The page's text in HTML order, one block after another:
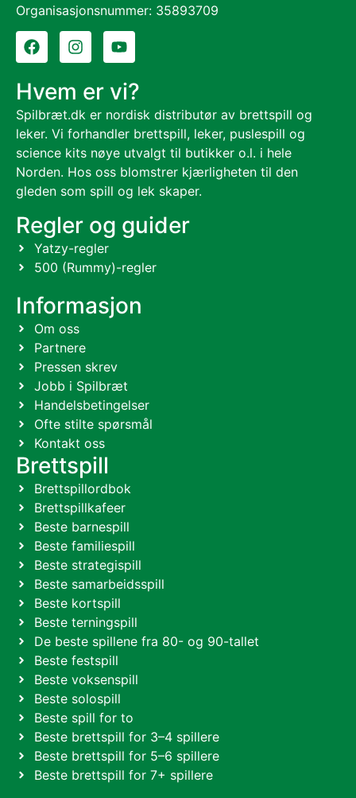
Organisasjonsnummer: 35893709
Hvem er vi?
Spilbræt.dk er nordisk distributør av brettspill og
leker. Vi forhandler brettspill, leker, puslespill og
science kits nøye utvalgt til butikker o.l. i hele
Norden. Hos oss blomstrer kjærligheten til den
gleden som spill og lek skaper.
Regler og guider
Yatzy-regler
500 (Rummy)-regler
Informasjon
Om oss
Partnere
Pressen skrev
Jobb i Spilbræt
Handelsbetingelser
Ofte stilte spørsmål
Kontakt oss
Brettspill
Brettspillordbok
Brettspillkafeer
Beste barnespill
Beste familiespill
Beste strategispill
Beste samarbeidsspill
Beste kortspill
Beste terningspill
De beste spillene fra 80- og 90-tallet
Beste festspill
Beste voksenspill
Beste solospill
Beste spill for to
Beste brettspill for 3–4 spillere
Beste brettspill for 5–6 spillere
Beste brettspill for 7+ spillere